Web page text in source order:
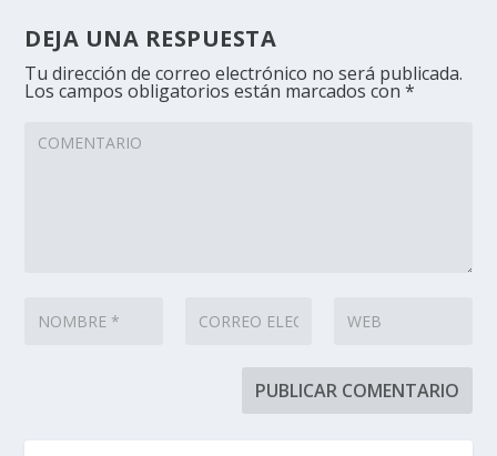
DEJA UNA RESPUESTA
Tu dirección de correo electrónico no será publicada.
Los campos obligatorios están marcados con*